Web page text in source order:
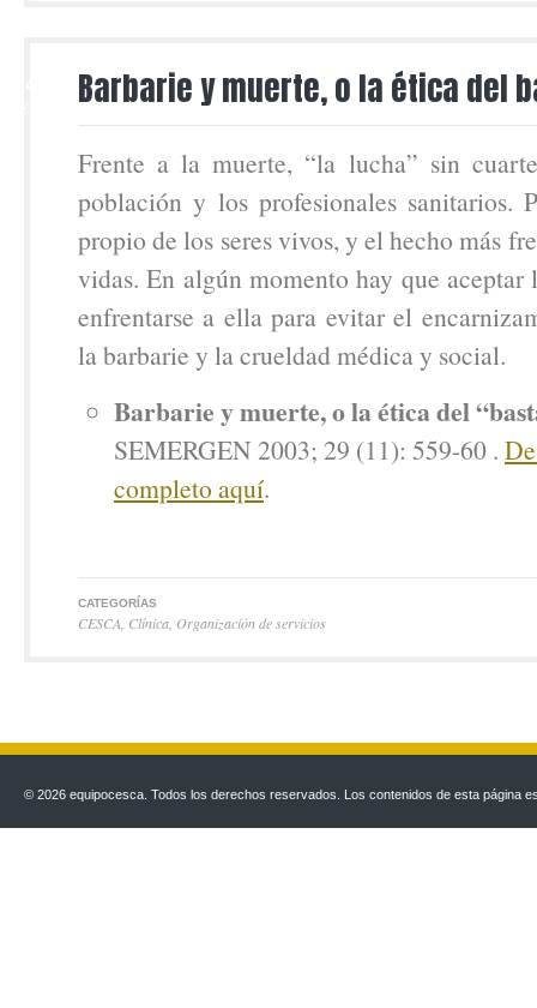
Barbarie y muerte, o la ética del
Frente a la muerte, “la lucha” sin
población y los profesionales sanitarios.
propio de los seres vivos, y el hecho más
vidas. En algún momento hay que aceptar
enfrentarse a ella para evitar el
la barbarie y la crueldad médica y social.
Barbarie y muerte, o la ética del
SEMERGEN 2003; 29 (11): 559-60 .
completo aquí.
CATEGORÍAS
CESCA Clínica Organización de servicios
© 2026 equipocesca. Todos los derechos reservados. Los contenidos de esta página